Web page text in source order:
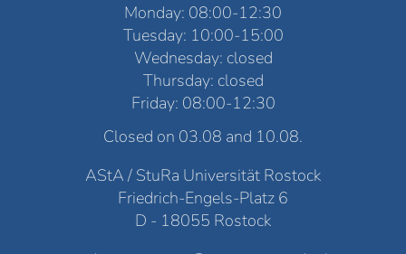
Monday: 08:00-12:30
Tuesday: 10:00-15:00
Wednesday: closed
Thursday: closed
Friday: 08:00-12:30
Closed on 03.08 and 10.08.
AStA / StuRa Universität Rostock
Friedrich-Engels-Platz 6
D - 18055 Rostock